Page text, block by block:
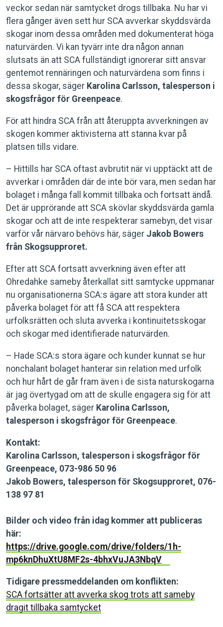
veckor sedan när samtycket drogs tillbaka. Nu har vi
flera gånger även sett hur SCA avverkar skyddsvärda
skogar inom dessa områden med dokumenterat höga
naturvärden. Vi kan tyvärr inte dra någon annan
slutsats än att SCA fullständigt ignorerar sitt ansvar
gentemot rennäringen och naturvärdena som finns i
dessa skogar, säger Karolina Carlsson, talesperson i
skogsfrågor för Greenpeace.
För att hindra SCA från att återuppta avverkningen av
skogen kommer aktivisterna att stanna kvar på
platsen tills vidare.
– Hittills har SCA oftast avbrutit när vi upptäckt att de
avverkar i områden där de inte bör vara, men sedan har
bolaget i många fall kommit tillbaka och fortsatt ändå.
Det är upprörande att SCA skövlar skyddsvärda gamla
skogar och att de inte respekterar samebyn, det visar
varför vår närvaro behövs här, säger Jakob Bowers
från Skogsupproret.
Efter att SCA fortsatt avverkning även efter att
Ohredahke sameby återkallat sitt samtycke uppmanar
nu organisationerna SCA:s ägare att stora kunder att
påverka bolaget för att få SCA att respektera
urfolksrätten och sluta avverka i kontinuitetsskogar
och skogar med identifierade naturvärden.
– Hade SCA:s stora ägare och kunder kunnat se hur
nonchalant bolaget hanterar sin relation med urfolk
och hur hårt de går fram även i de sista naturskogarna
är jag övertygad om att de skulle engagera sig för att
påverka bolaget, säger Karolina Carlsson,
talesperson i skogsfrågor för Greenpeace.
Kontakt:
Karolina Carlsson, talesperson i skogsfrågor för
Greenpeace, 073-986 50 96
Jakob Bowers, talesperson för Skogsupproret, 076-
138 97 81
Bilder och video från idag kommer att publiceras
här:
https://drive.google.com/drive/folders/1h-
mp6knDhuXtU8MF2s-4bhxVuJA3NbqV
Tidigare pressmeddelanden om konflikten:
SCA fortsätter att avverka skog trots att sameby
dragit tillbaka samtycket